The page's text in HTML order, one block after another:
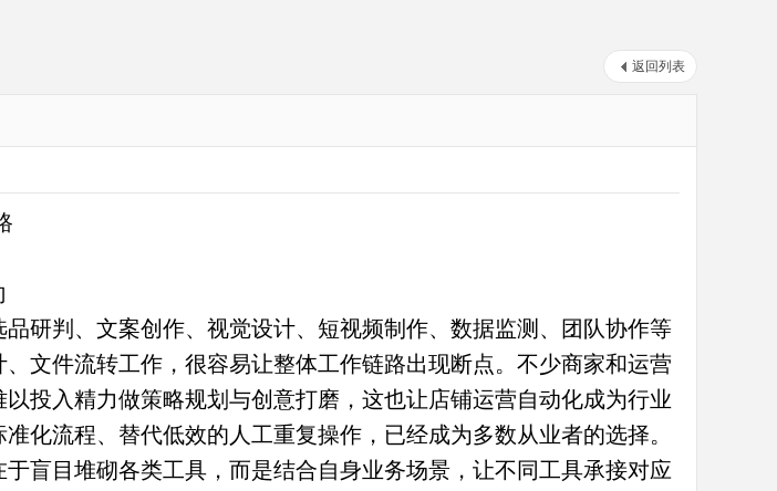
返回列表
研判、文案创作、视觉设计、短视频制作、数据监测、团队协作等
文件流转工作，很容易让整体工作链路出现断点。不少商家和运营
投入精力做策略规划与创意打磨，这也让店铺运营自动化成为行业
化流程、替代低效的人工重复操作，已经成为多数从业者的选择。
盲目堆砌各类工具，而是结合自身业务场景，让不同工具承接对应